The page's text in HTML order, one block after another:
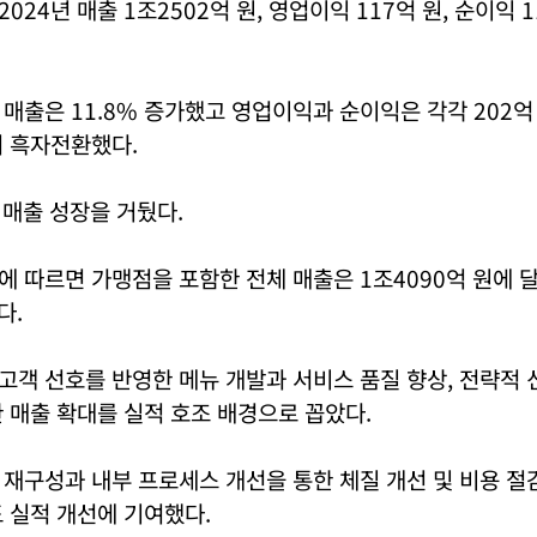
년 매출 1조2502억 원, 영업이익 117억 원, 순이익
출은 11.8% 증가했고 영업이익과 순이익은 각각 202
흑자전환했다.
출 성장을 거뒀다.
따르면 가맹점을 포함한 전체 매출은 1조4090억 원에
.
객 선호를 반영한 메뉴 개발과 서비스 품질 향상, 전략적
출 확대를 실적 호조 배경으로 꼽았다.
구성과 내부 프로세스 개선을 통한 체질 개선 및 비용 절
적 개선에 기여했다.